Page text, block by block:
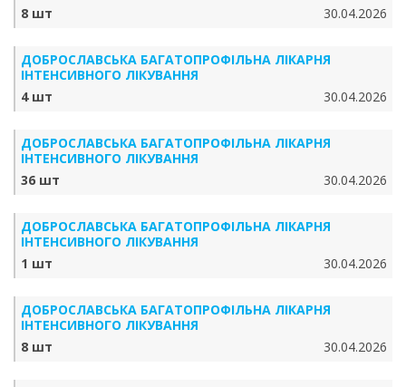
8 шт
30.04.2026
ДОБРОСЛАВСЬКА БАГАТОПРОФІЛЬНА ЛІКАРНЯ
ІНТЕНСИВНОГО ЛІКУВАННЯ
4 шт
30.04.2026
ДОБРОСЛАВСЬКА БАГАТОПРОФІЛЬНА ЛІКАРНЯ
ІНТЕНСИВНОГО ЛІКУВАННЯ
36 шт
30.04.2026
ДОБРОСЛАВСЬКА БАГАТОПРОФІЛЬНА ЛІКАРНЯ
ІНТЕНСИВНОГО ЛІКУВАННЯ
1 шт
30.04.2026
ДОБРОСЛАВСЬКА БАГАТОПРОФІЛЬНА ЛІКАРНЯ
ІНТЕНСИВНОГО ЛІКУВАННЯ
8 шт
30.04.2026